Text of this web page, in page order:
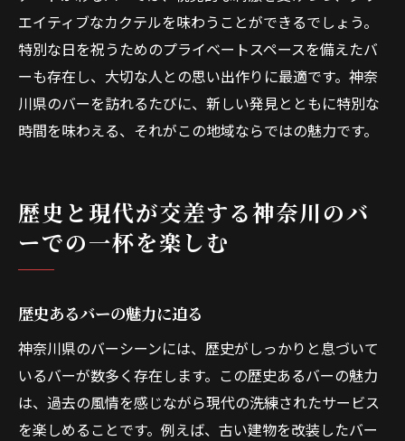
エイティブなカクテルを味わうことができるでしょう。
特別な日を祝うためのプライベートスペースを備えたバ
ーも存在し、大切な人との思い出作りに最適です。神奈
川県のバーを訪れるたびに、新しい発見とともに特別な
時間を味わえる、それがこの地域ならではの魅力です。
歴史と現代が交差する神奈川のバ
ーでの一杯を楽しむ
歴史あるバーの魅力に迫る
神奈川県のバーシーンには、歴史がしっかりと息づいて
いるバーが数多く存在します。この歴史あるバーの魅力
は、過去の風情を感じながら現代の洗練されたサービス
を楽しめることです。例えば、古い建物を改装したバー